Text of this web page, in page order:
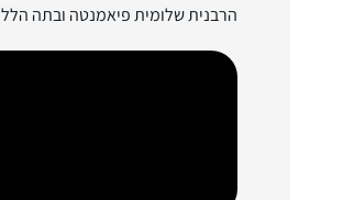
הרבנית שלומית פיאמנטה ובתה הלל